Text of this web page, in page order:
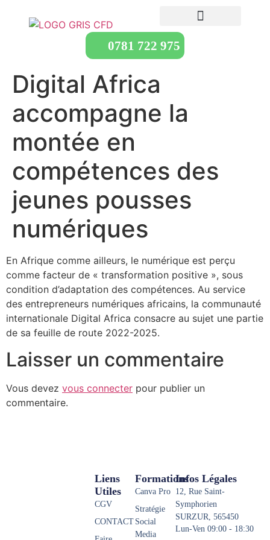
0781 722 975
Digital Africa
accompagne la
montée en
compétences des
jeunes pousses
numériques
En Afrique comme ailleurs, le numérique est perçu
comme facteur de « transformation positive », sous
condition d’adaptation des compétences. Au service
des entrepreneurs numériques africains, la communauté
internationale Digital Africa consacre au sujet une partie
de sa feuille de route 2022-2025.
Laisser un commentaire
Vous devez vous connecter pour publier un
commentaire.
Formations
Canva Pro
Stratégie
Social
Media
Liens
Utiles
CGV
CONTACT
Infos Légales
12, Rue Saint-
Symphorien
SURZUR, 565450
Lun-Ven 09:00 - 18:30